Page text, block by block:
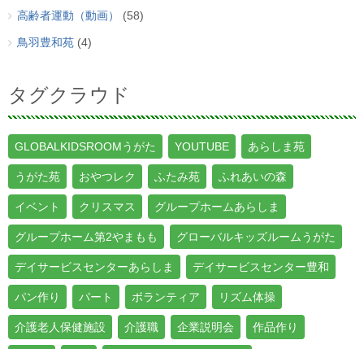
高齢者運動（動画） (58)
鳥羽豊和苑 (4)
タグクラウド
GLOBALKIDSROOMうがた YOUTUBE あらしま苑
うがた苑 おやつレク ふたみ苑 ふれあいの森
イベント クリスマス グループホームあらしま
グループホーム第2やまもも グローバルキッズルームうがた
デイサービスセンターあらしま デイサービスセンター豊和
パン作り パート ボランティア リズム体操
介護老人保健施設 介護職 企業説明会 作品作り